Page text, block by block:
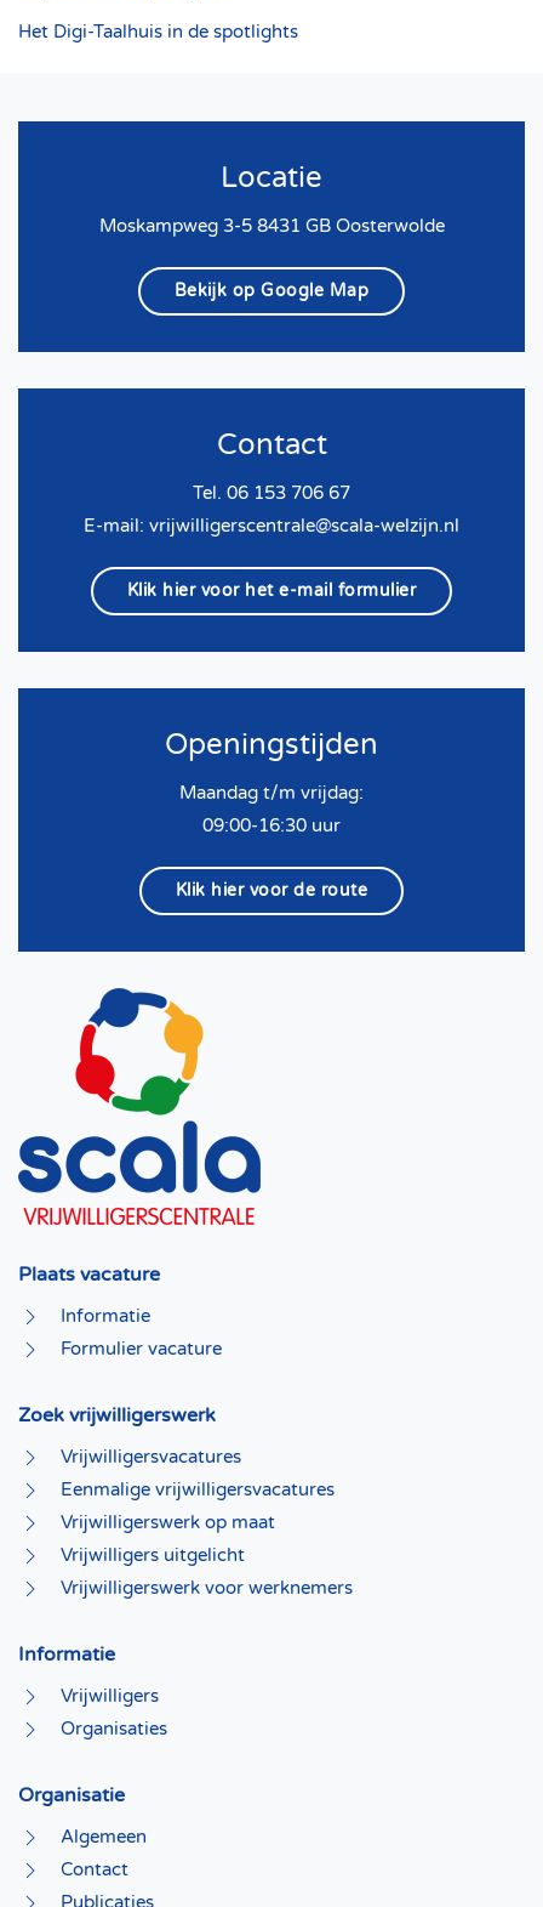
Het Digi-Taalhuis in de spotlights
Locatie
Moskampweg 3-5 8431 GB Oosterwolde
Bekijk op Google Map
Contact
Tel. 06 153 706 67
E-mail: vrijwilligerscentrale@scala-welzijn.nl
Klik hier voor het e-mail formulier
Openingstijden
Maandag t/m vrijdag:
09:00-16:30 uur
Klik hier voor de route
Plaats vacature
Informatie
Formulier vacature
Zoek vrijwilligerswerk
Vrijwilligersvacatures
Eenmalige vrijwilligersvacatures
Vrijwilligerswerk op maat
Vrijwilligers uitgelicht
Vrijwilligerswerk voor werknemers
Informatie
Vrijwilligers
Organisaties
Organisatie
Algemeen
Contact
Publicaties